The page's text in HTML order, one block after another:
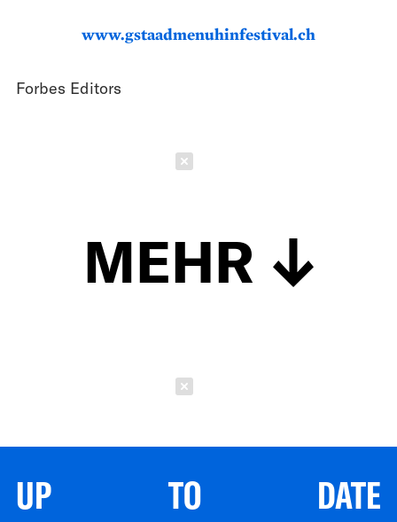
www.gstaadmenuhinfestival.ch
Forbes Editors
MEHR
UP TO DATE